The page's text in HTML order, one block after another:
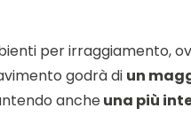
per irraggiamento,
godrà di un
ancheuna più